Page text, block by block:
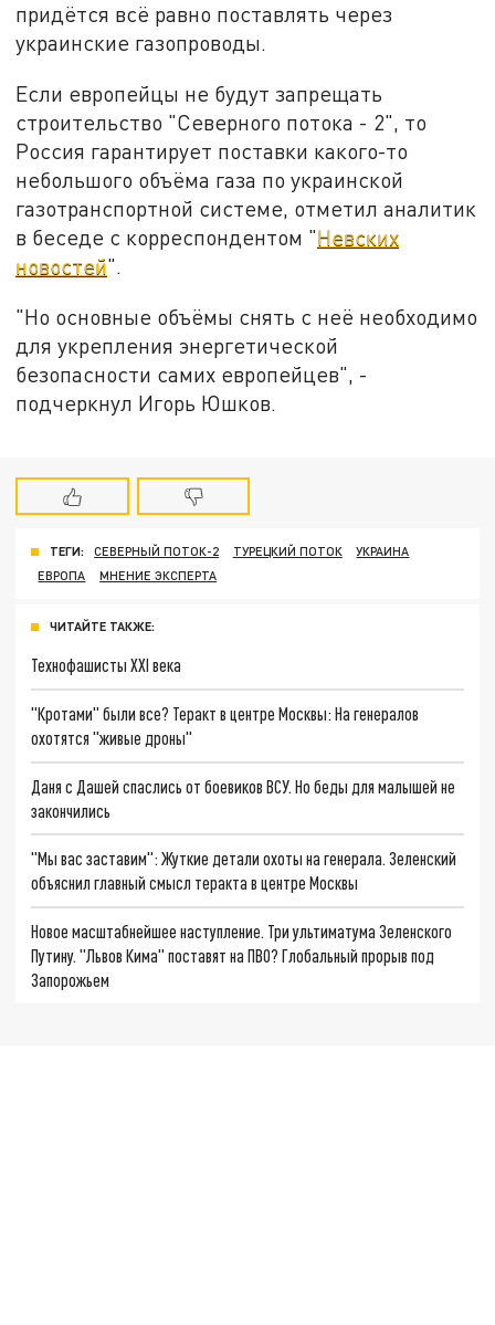
придётся всё равно поставлять через
украинские газопроводы.
Если европейцы не будут запрещать
строительство "Северного потока - 2", то
Россия гарантирует поставки какого-то
небольшого объёма газа по украинской
газотранспортной системе, отметил аналитик
в беседе с корреспондентом "Невских
новостей".
"Но основные объёмы снять с неё необходимо
для укрепления энергетической
безопасности самих европейцев", -
подчеркнул Игорь Юшков.
ТЕГИ: СЕВЕРНЫЙ ПОТОК-2 ТУРЕЦКИЙ ПОТОК
УКРАИНА
ЕВРОПА
МНЕНИЕ ЭКСПЕРТА
ЧИТАЙТЕ ТАКЖЕ:
Технофашисты XXI века
"Кротами" были все? Теракт в центре Москвы: На генералов
охотятся "живые дроны"
Даня с Дашей спаслись от боевиков ВСУ. Но беды для малышей не
закончились
"Мы вас заставим": Жуткие детали охоты на генерала. Зеленский
объяснил главный смысл теракта в центре Москвы
Новое масштабнейшее наступление. Три ультиматума Зеленского
Путину. "Львов Кима" поставят на ПВО? Глобальный прорыв под
Запорожьем